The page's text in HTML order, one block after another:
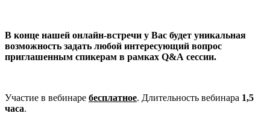
В конце нашей онлайн-встречи у Вас будет уникальная
возможность задать любой интересующий вопрос
приглашенным спикерам в рамках Q&A сессии.
Участие в вебинаре бесплатное. Длительность вебинара 1,5
часа.